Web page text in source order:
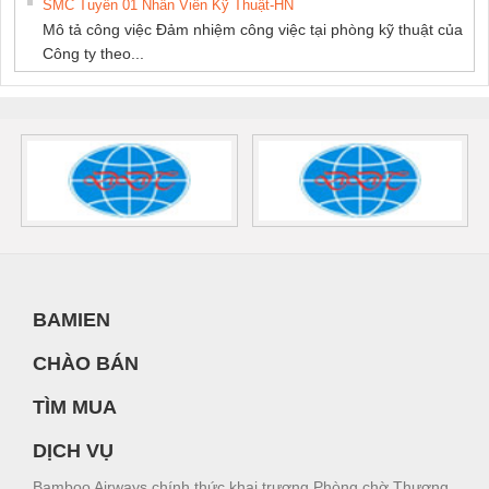
SMC Tuyển 01 Nhân Viên Kỹ Thuật-HN
Mô tả công việc Đảm nhiệm công việc tại phòng kỹ thuật của
Công ty theo...
BAMIEN
CHÀO BÁN
TÌM MUA
DỊCH VỤ